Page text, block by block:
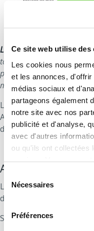
Ce site web utilise des
Les cookies nous
et les annonces,
médias sociaux et
partageons également
notre site avec nos
publicité et d'analyse,
avec d'autres
ou qu'ils ont collectées
services. Vous
du Nécessaires
Préférences
Légende: "Nm3 CH4/tMF"
tonne de matière
potentiel méthanisable (de
matière première.
Le contenu de ce
Aucun droit, de quelque
de ce contenu.
Avantages de la
Le biométhane participe
développe une économie
Ses bénéfices sont